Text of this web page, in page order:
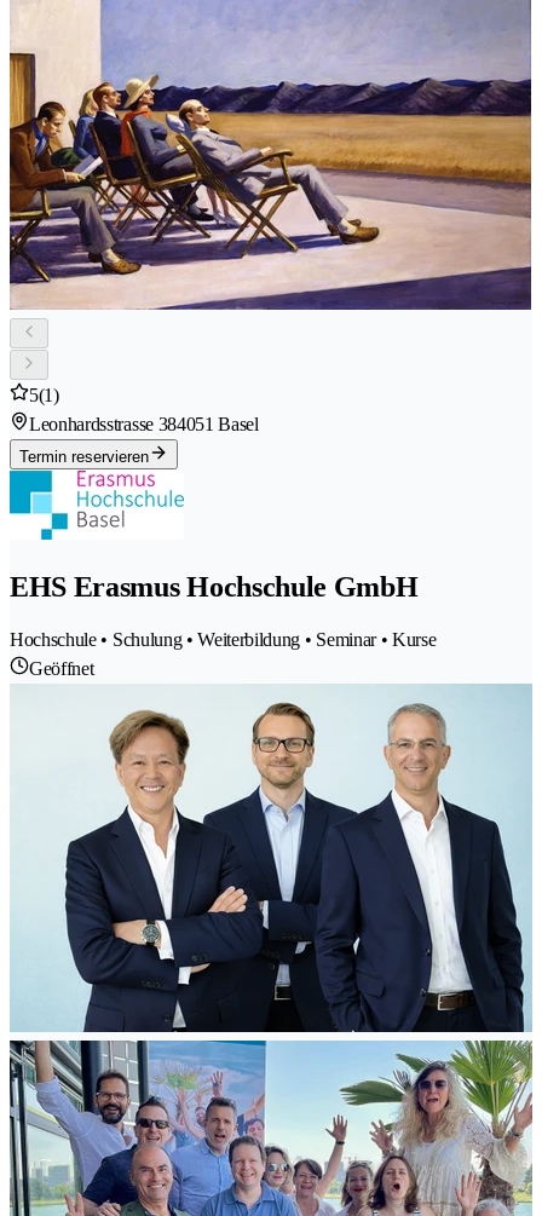
5(1)
Leonhardsstrasse 384051 Basel
Termin reservieren
EHS Erasmus Hochschule GmbH
Hochschule • Schulung • Weiterbildung • Seminar • Kurse
Geöffnet